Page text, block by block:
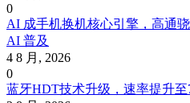
0
AI 成手机换机核心引擎，高通
AI 普及
4 8 月, 2026
0
蓝牙HDT技术升级，速率提升至